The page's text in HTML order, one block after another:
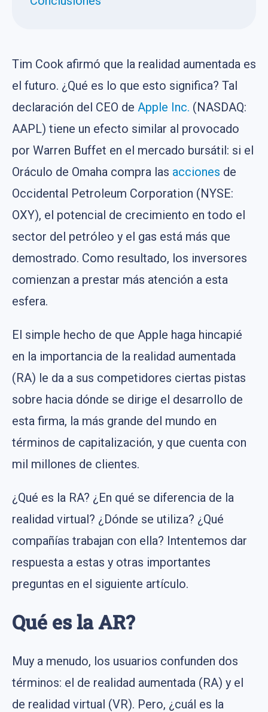
Tim Cook afirmó que la realidad aumentada es
el futuro. ¿Qué es lo que esto significa? Tal
declaración del CEO de Apple Inc. (NASDAQ:
AAPL) tiene un efecto similar al provocado
por Warren Buffet en el mercado bursátil: si el
Oráculo de Omaha compra las acciones de
Occidental Petroleum Corporation (NYSE:
OXY), el potencial de crecimiento en todo el
sector del petróleo y el gas está más que
demostrado. Como resultado, los inversores
comienzan a prestar más atención a esta
esfera.
El simple hecho de que Apple haga hincapié
en la importancia de la realidad aumentada
(RA) le da a sus competidores ciertas pistas
sobre hacia dónde se dirige el desarrollo de
esta firma, la más grande del mundo en
términos de capitalización, y que cuenta con
mil millones de clientes.
¿Qué es la RA? ¿En qué se diferencia de la
realidad virtual? ¿Dónde se utiliza? ¿Qué
compañías trabajan con ella? Intentemos dar
respuesta a estas y otras importantes
preguntas en el siguiente artículo.
Qué es la AR?
Muy a menudo, los usuarios confunden dos
términos: el de realidad aumentada (RA) y el
de realidad virtual (VR). Pero, ¿cuál es la